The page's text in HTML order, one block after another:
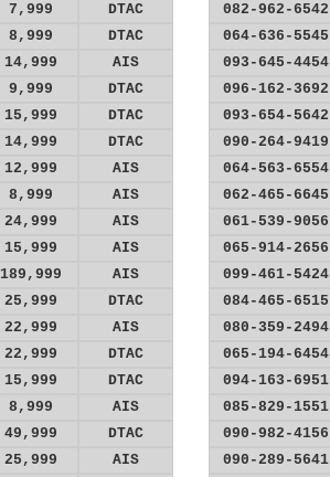
082-962-6542
064-636-5545
093-645-4454
096-162-3692
093-654-5642
090-264-9419
064-563-6554
062-465-6645
061-539-9056
065-914-2656
099-461-5424
084-465-6515
080-359-2494
065-194-6454
094-163-6951
085-829-1551
090-982-4156
090-289-5641
7,999
DTAC
8,999
DTAC
14,999
AIS
9,999
DTAC
15,999
DTAC
14,999
DTAC
12,999
AIS
8,999
AIS
24,999
AIS
15,999
AIS
189,999
AIS
25,999
DTAC
22,999
AIS
22,999
DTAC
15,999
DTAC
8,999
AIS
49,999
DTAC
25,999
AIS